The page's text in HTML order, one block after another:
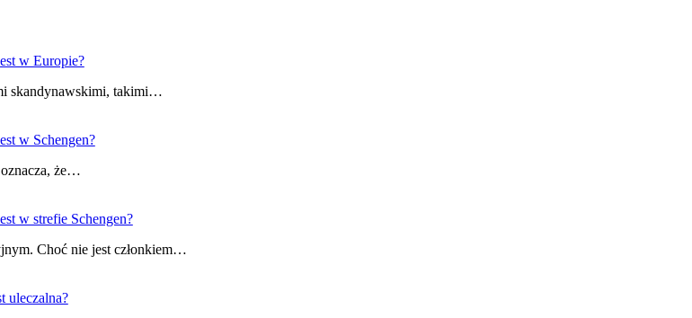
w Europie?
skandynawskimi, takimi…
w Schengen?
oznacza, że…
w strefie Schengen?
Choć nie jest członkiem…
uleczalna?